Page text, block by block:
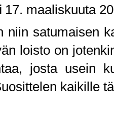
17. maaliskuuta
niin satumaisen
loisto on
josta usein
kaikille